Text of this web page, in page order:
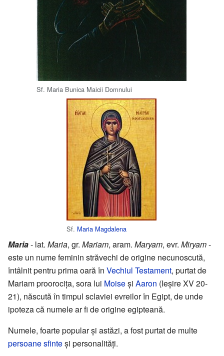
Sf. Maria Bunica Maicii Domnului
Sf. Maria Magdalena
Maria- lat. Maria, gr. Mariam, aram. Maryam, evr. Miryam-
este un nume feminin străvechi de origine necunoscută,
întâlnit pentru prima oară în Vechiul Testament, purtat de
Mariam proorocița, sora lui Moiseși Aaron (Ieșire XV 20-
21), născută în timpul sclaviei evreilor în Egipt, de unde
ipoteza că numele ar fi de origine egipteană.
Numele, foarte popular și astăzi, a fost purtat de multe
persoane sfinteși personalități.